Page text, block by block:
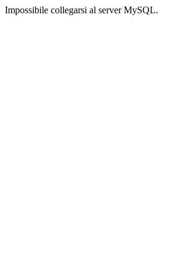
Impossibile collegarsi al server MySQL.